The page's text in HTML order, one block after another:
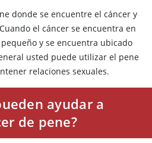
donde se encuentre el cáncer y
el cáncer se encuentra en
y se encuentra ubicado
usted puede utilizar el pene
relaciones sexuales.
ayudar a
de pene?